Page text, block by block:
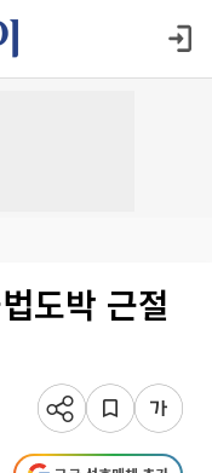
도박 근절